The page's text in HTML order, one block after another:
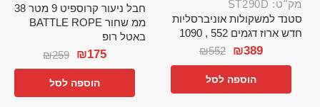
מק"ט: ST290D
סטנד למשקולות אוניברסליות
חדש ארוז דגמים 552 , 1090
₪552 ₪389
הוספה לסל
חבל ניעור קרוספיט 9 מטר 38
ממ שחור BATTLE ROPE
באטל רופ
₪259 ₪175
הוספה לסל